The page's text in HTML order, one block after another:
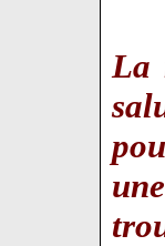
La